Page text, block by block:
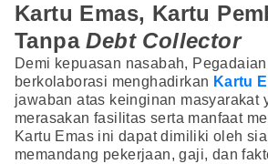
Kartu Emas, Kartu
TanpaDebt Collector
Demi kepuasan nasabah, Pegadaian
berkolaborasi menghadirkan Kartu
jawaban atas keinginan masyarakat
merasakan fasilitas serta manfaat
Kartu Emas ini dapat dimiliki oleh
memandang pekerjaan, gaji, dan